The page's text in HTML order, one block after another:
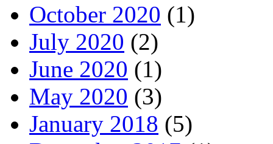
October 2020 (1)
July 2020 (2)
June 2020 (1)
May 2020 (3)
January 2018 (5)